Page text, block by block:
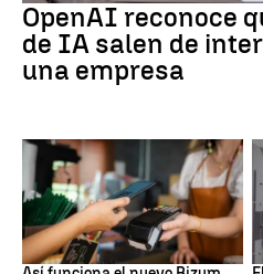
OpenAI reconoce
de IA salen de
una empresa
BIZUM